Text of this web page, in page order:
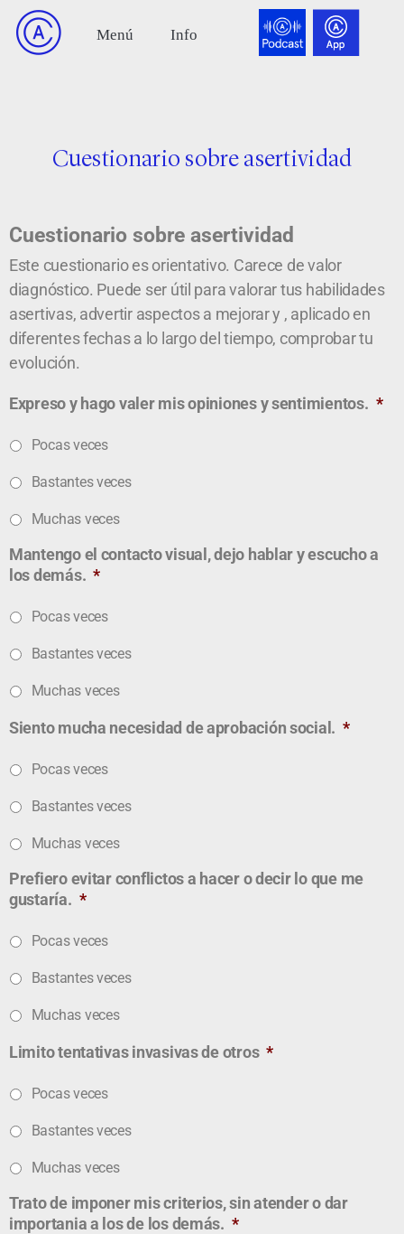
Cuestionario sobre asertividad
Cuestionario sobre asertividad
Este cuestionario es orientativo. Carece de valor
diagnóstico. Puede ser útil para valorar tus habilidades
asertivas, advertir aspectos a mejorar y , aplicado en
diferentes fechas a lo largo del tiempo, comprobar tu
evolución.
Expreso y hago valer mis opiniones y sentimientos. *
Pocas veces
Bastantes veces
Muchas veces
Mantengo el contacto visual, dejo hablar y escucho a
los demás. *
Pocas veces
Bastantes veces
Muchas veces
Siento mucha necesidad de aprobación social. *
Pocas veces
Bastantes veces
Muchas veces
Prefiero evitar conflictos a hacer o decir lo que me
gustaría. *
Pocas veces
Bastantes veces
Muchas veces
Limito tentativas invasivas de otros *
Pocas veces
Bastantes veces
Muchas veces
Trato de imponer mis criterios, sin atender o dar
importania a los de los demás. *